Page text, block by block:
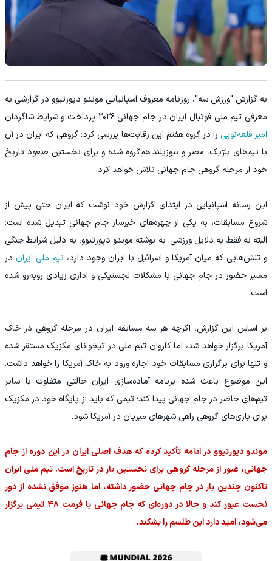
به گزارش "ورزش سه"، روزنامه معروف اسپانیایی موندو دپورتیوو در گزارشی به
معرفی تیم ملی فوتبال ایران در جام جهانی ۲۰۲۶ پرداخت و شرایط شاگردان
امیر قلعه‌نویی را در گروه هفتم این رقابت‌ها بررسی کرد؛ گروهی که ایران در آن
با تیم‌های بلژیک، مصر و نیوزیلند هم‌گروه شده و برای نخستین صعود تاریخ
خود از مرحله گروهی جام جهانی تلاش خواهد کرد.
این رسانه اسپانیایی در ابتدای گزارش خود نوشت که ایران حتی پیش از
شروع مسابقات، به یکی از چهره‌های خبرساز جام جهانی تبدیل شده است؛
البته نه فقط به دلایل ورزشی. به نوشته موندو دپورتیوو، به دلیل شرایط جنگی
و تنش‌هایی که میان آمریکا و اسرائیل با ایران وجود دارد، تیم ملی ایراندر
مسیر حضور در جام جهانی با مشکلات لجستیکی و اداری زیادی روبه‌رو شده
است.
بر اساس این گزارش، اگرچه هر سه مسابقه ایران در مرحله گروهی در خاک
آمریکا برگزار خواهد شد، اما کاروان تیم ملی در تیخوانای مکزیک مستقر شده
و تنها برای برگزاری مسابقات خود اجازه ورود به خاک آمریکا را خواهد داشت.
این موضوع باعث شده برنامه آماده‌سازی ایران حالتی متفاوت با سایر
تیم‌های حاضر در جام جهانی پیدا کند؛ تیمی که باید از پایگاه خود در مکزیک
برای بازی‌های گروهی راهی شهرهای میزبان در آمریکا شود.
موندو دپورتیوو در ادامه تأکید کرده که هدف اصلی ایران در این دوره از جام
جهانی، عبور از مرحله گروهی برای نخستین بار در تاریخ است. تیم ملی ایران
تاکنون چندین بار در جام جهانی حضور داشته، اما هنوز موفق نشده از دور
نخست عبور کند و حالا در دوره‌ای که جام جهانی با فرمت ۴۸ تیمی برگزار
می‌شود، امید دارد این طلسم را بشکند.